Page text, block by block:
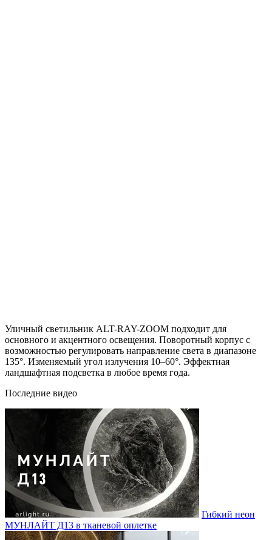
Уличный светильник ALT-RAY-ZOOM подходит для
основного и акцентного освещения. Поворотный корпус с
возможностью регулировать направление света в диапазоне
135°. Изменяемый угол излучения 10–60°. Эффектная
ландшафтная подсветка в любое время года.
Последние видео
Гибкий неон
МУНЛАЙТ Д13 в тканевой оплетке